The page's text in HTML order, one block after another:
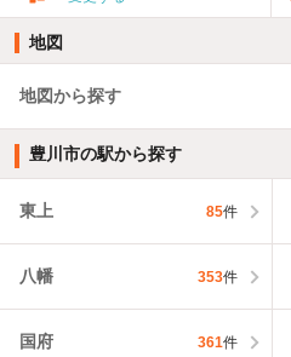
地図
地図から探す
豊川市の駅から探す
東上 85件
八幡 353件
国府 361件